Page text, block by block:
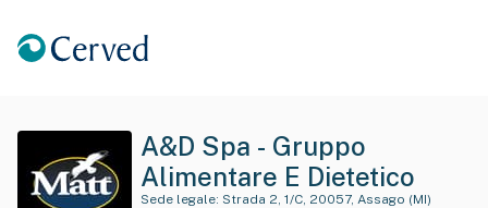
A&D Spa - Gruppo
Alimentare E Dietetico
Sede legale: Strada 2, 1/C, 20057, Assago (MI)